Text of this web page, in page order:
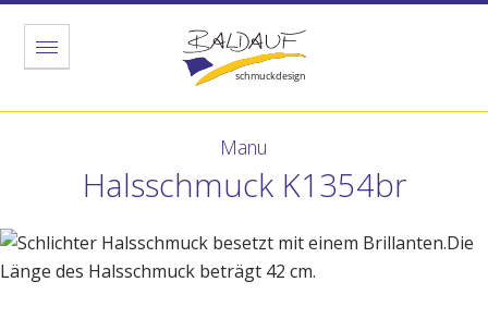
Manu
Halsschmuck K1354br